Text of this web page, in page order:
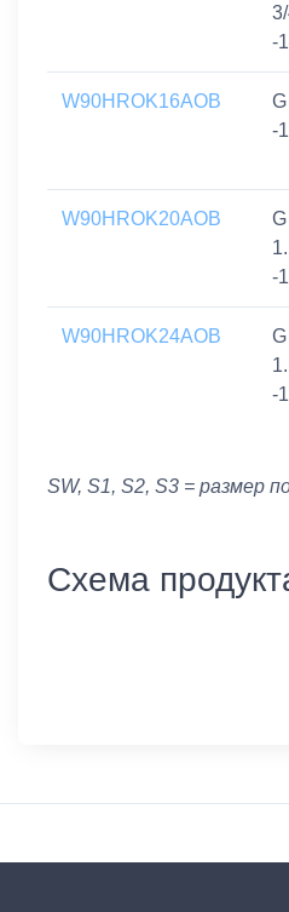
-
W90HROK16AOB
G
-
W90HROK20AOB
G
-
W90HROK24AOB
G
-
SW, S1, S2, S3 = размер
Схема